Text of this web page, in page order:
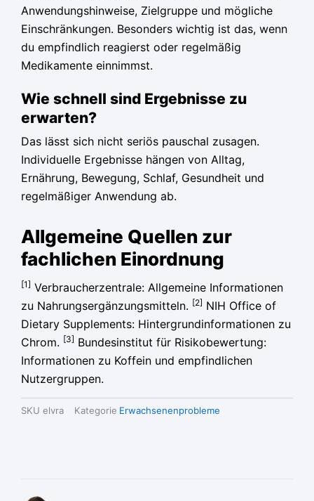
Anwendungshinweise, Zielgruppe und mögliche
Einschränkungen. Besonders wichtig ist das, wenn
du empfindlich reagierst oder regelmäßig
Medikamente einnimmst.
Wie schnell sind Ergebnisse zu
erwarten?
Das lässt sich nicht seriös pauschal zusagen.
Individuelle Ergebnisse hängen von Alltag,
Ernährung, Bewegung, Schlaf, Gesundheit und
regelmäßiger Anwendung ab.
Allgemeine Quellen zur
fachlichen Einordnung
[1] Verbraucherzentrale: Allgemeine Informationen
zu Nahrungsergänzungsmitteln. [2] NIH Office of
Dietary Supplements: Hintergrundinformationen zu
Chrom. [3] Bundesinstitut für Risikobewertung:
Informationen zu Koffein und empfindlichen
Nutzergruppen.
SKU elvra Kategorie Erwachsenenprobleme